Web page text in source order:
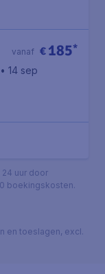
€ 185*
vanaf
• 14 sep
uur door
boekingskosten.
en toeslagen, excl.